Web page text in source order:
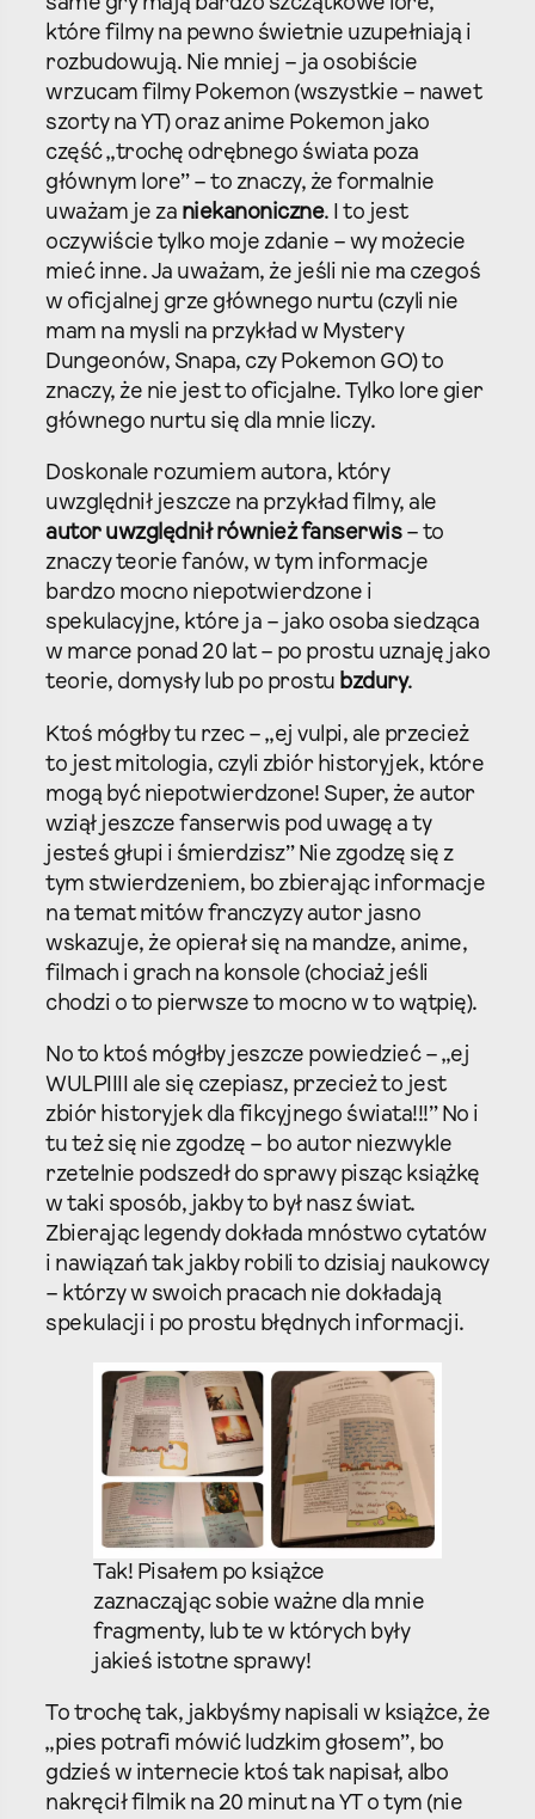
które filmy na pewno świetnie uzupełniają i
rozbudowują. Nie mniej – ja osobiście
wrzucam filmy Pokemon (wszystkie – nawet
szorty na YT) oraz anime Pokemon jako
część „trochę odrębnego świata poza
głównym lore” – to znaczy, że formalnie
uważam je za niekanoniczne. I to jest
oczywiście tylko moje zdanie – wy możecie
mieć inne. Ja uważam, że jeśli nie ma czegoś
w oficjalnej grze głównego nurtu (czyli nie
mam na mysli na przykład w Mystery
Dungeonów, Snapa, czy Pokemon GO) to
znaczy, że nie jest to oficjalne. Tylko lore gier
głównego nurtu się dla mnie liczy.
Doskonale rozumiem autora, który
uwzględnił jeszcze na przykład filmy, ale
autor uwzględnił również fanserwis– to
znaczy teorie fanów, w tym informacje
bardzo mocno niepotwierdzone i
spekulacyjne, które ja – jako osoba siedząca
w marce ponad 20 lat – po prostu uznaję jako
teorie, domysły lub po prostu bzdury.
Ktoś mógłby tu rzec – „ej vulpi, ale przecież
to jest mitologia, czyli zbiór historyjek, które
mogą być niepotwierdzone! Super, że autor
wziął jeszcze fanserwis pod uwagę a ty
jesteś głupi i śmierdzisz” Nie zgodzę się z
tym stwierdzeniem, bo zbierając informacje
na temat mitów franczyzy autor jasno
wskazuje, że opierał się na mandze, anime,
filmach i grach na konsole (chociaż jeśli
chodzi o to pierwsze to mocno w to wątpię).
No to ktoś mógłby jeszcze powiedzieć – „ej
WULPIIII ale się czepiasz, przecież to jest
zbiór historyjek dla fikcyjnego świata!!!” No i
tu też się nie zgodzę – bo autor niezwykle
rzetelnie podszedł do sprawy pisząc książkę
w taki sposób, jakby to był nasz świat.
Zbierając legendy dokłada mnóstwo cytatów
i nawiązań tak jakby robili to dzisiaj naukowcy
– którzy w swoich pracach nie dokładają
spekulacji i po prostu błędnych informacji.
Tak! Pisałem po książce
zaznacząjąc sobie ważne dla mnie
fragmenty, lub te w których były
jakieś istotne sprawy!
To trochę tak, jakbyśmy napisali w książce, że
„pies potrafi mówić ludzkim głosem”, bo
gdzieś w internecie ktoś tak napisał, albo
nakręcił filmik na 20 minut na YT o tym (nie